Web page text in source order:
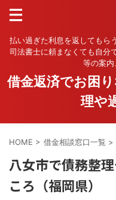
払い過ぎた利息を返してもら
司法書士に頼まなくても自分
等の案
借金返済でお困
理や
HOME > 借金相談窓口一覧 >
八女市で債務整
ころ（福岡県）